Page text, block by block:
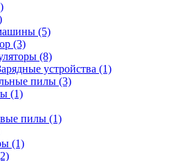
(5)
(3)
(8)
устройства (1)
пилы (3)
(1)
пилы (1)
(1)